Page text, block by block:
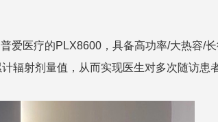
爱医疗的PLX8600，具备高功率/大热容/
辐射剂量值，从而实现医生对多次随访患